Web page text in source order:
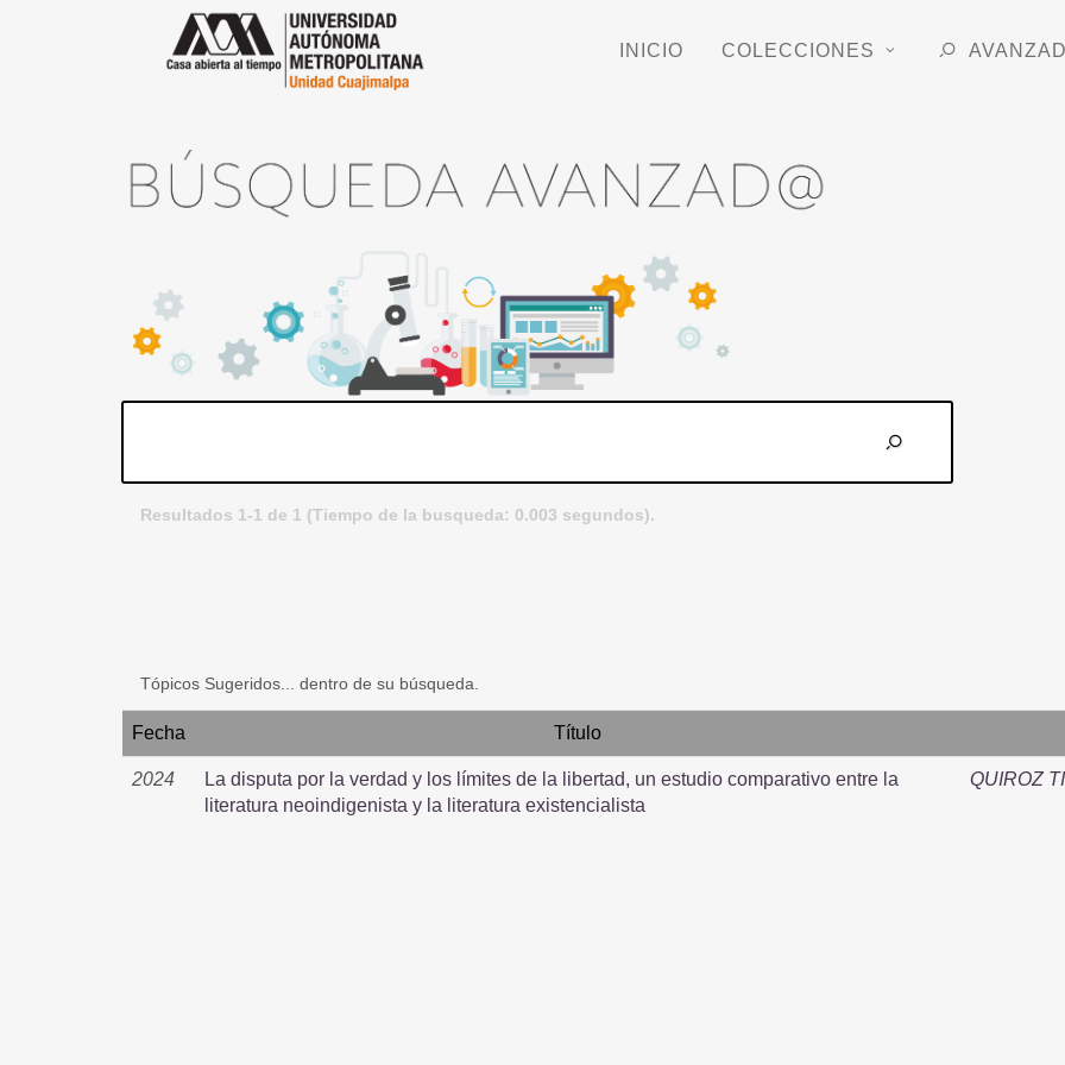
INICIO COLECCIONES
Resultados 1-1 de 1 (Tiempo de la busqueda: 0.003 segundos).
Tópicos Sugeridos... dentro de su búsqueda.
Fecha Título
2024
La disputa por la verdad y los límites de la libertad, un estudio comparativo entre la
literatura neoindigenista y la literatura existencialista
QUIROZ